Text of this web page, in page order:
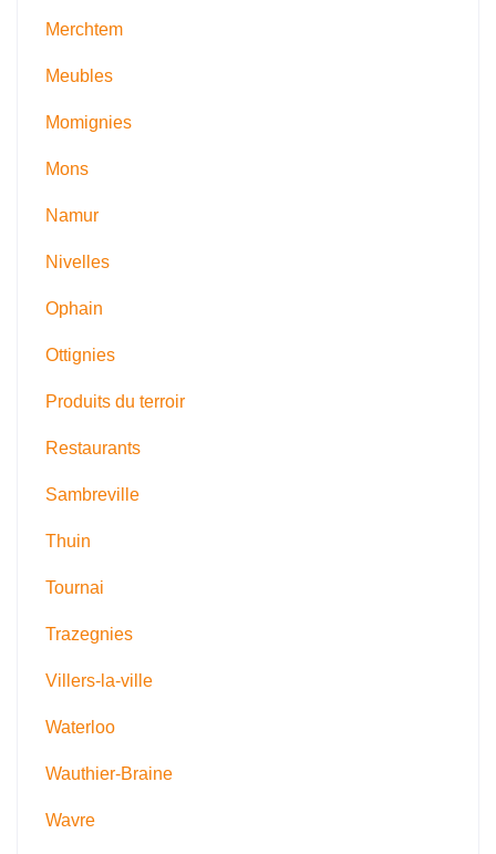
Merchtem
Meubles
Momignies
Mons
Namur
Nivelles
Ophain
Ottignies
Produits du terroir
Restaurants
Sambreville
Thuin
Tournai
Trazegnies
Villers-la-ville
Waterloo
Wauthier-Braine
Wavre